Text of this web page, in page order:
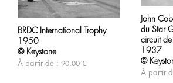
Ce
a
plusieurs
variations.
Les
options
BRDC International Trophy
1950
© Keystone
À partir de : 90,00 €
a
plusieurs
Les
options
peuvent
être
John
du Star
circuit
1937
©
À partir